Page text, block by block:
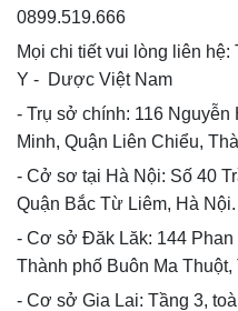
0899.519.666
Mọi chi tiết vui lòng liên
Y - Dược Việt Nam
- Trụ sở chính: 116
Minh, Quận Liên Chiểu,
- Cở sơ tại Hà Nội: Số 40
Quận Bắc Từ Liêm, Hà Nội.
- Cơ sở Đăk Lăk: 144
Thành phố Buôn Ma
- Cơ sở Gia Lai: Tầng 3,